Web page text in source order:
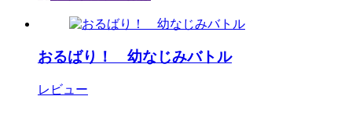
おるばり！ 幼なじみバトル
レビュー